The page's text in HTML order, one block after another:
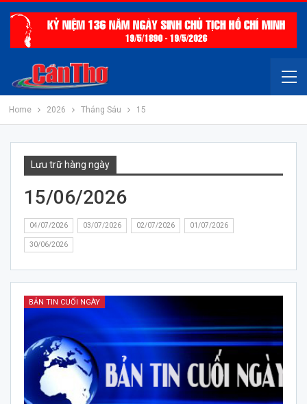
Home 2026 Tháng Sáu 15
Lưu trữ hàng ngày
15/06/2026
04/07/2026 03/07/2026 02/07/2026 01/07/2026
30/06/2026
BẢN TIN CUỐI NGÀY